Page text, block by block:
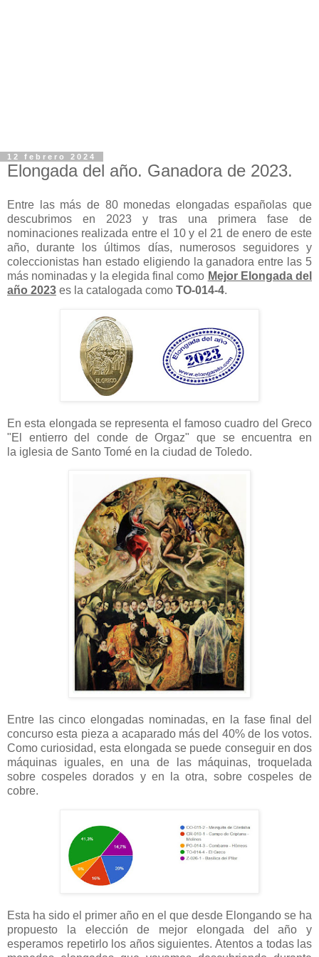
12 febrero 2024
Elongada del año. Ganadora de 2023.
Entre las más de 80 monedas elongadas españolas que
descubrimos en 2023 y tras una primera fase de
nominaciones realizada entre el 10 y el 21 de enero de este
año, durante los últimos días, numerosos seguidores y
coleccionistas han estado eligiendo la ganadora entre las 5
más nominadas y la elegida final como Mejor Elongada del
año 2023 es la catalogada como TO-014-4.
En esta elongada se representa el famoso cuadro del Greco
"El entierro del conde de Orgaz" que se encuentra en
la iglesia de Santo Tomé en la ciudad de Toledo.
Entre las cinco elongadas nominadas, en la fase final del
concurso esta pieza a acaparado más del 40% de los votos.
Como curiosidad, esta elongada se puede conseguir en dos
máquinas iguales, en una de las máquinas, troquelada
sobre cospeles dorados y en la otra, sobre cospeles de
cobre.
Esta ha sido el primer año en el que desde Elongando se ha
propuesto la elección de mejor elongada del año y
esperamos repetirlo los años siguientes. Atentos a todas las